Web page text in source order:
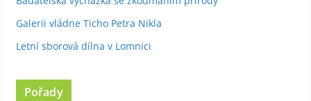
Galerii vládne Ticho Petra Nikla
Letní sborová dílna v Lomnici
Pořady